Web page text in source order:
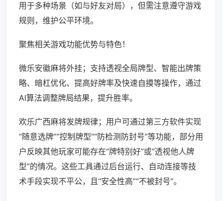
用于多种场景（如与好友对局），但需注意遵守游戏
规则，维护公平环境。
聚焦相关游戏功能优势与特色！
微乐安徽麻将外挂；支持透视全局牌型、智能出牌策
略、暗杠优化、提高好牌率及快速自摸等操作，通过
AI算法调整牌局结果，提升胜率。
欢乐广西麻将发牌规律；用户可通过第三方软件实现
“随意选牌”“控制牌型”“防检测防封号”等功能，部分用
户反映其他玩家可能存在“牌特别好”或“透视他人牌
型”的情况。这些工具通过后台运行、自动连接等技
术手段实现不平公，且“安全性高”“不被封号”。